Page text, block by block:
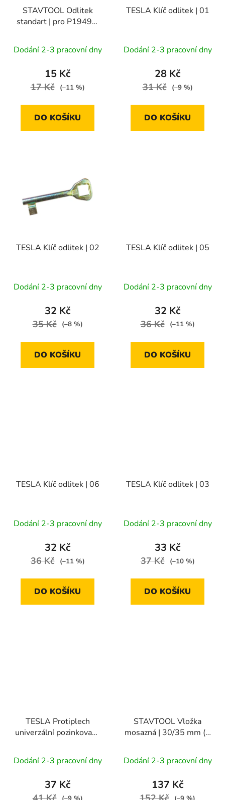
STAVTOOL Odlitek
standart | pro P19491,
Dodání 2-3 pracovní dny
15 Kč
17 Kč (–11 %)
DO KOŠÍKU
TESLA Klíč odlitek | 01
Dodání 2-3 pracovní dny
28 Kč
31 Kč (–9 %)
DO KOŠÍKU
TESLA Klíč odlitek | 02
Dodání 2-3 pracovní dny
32 Kč
35 Kč (–8 %)
DO KOŠÍKU
TESLA Klíč odlitek | 05
Dodání 2-3 pracovní dny
32 Kč
36 Kč (–11 %)
DO KOŠÍKU
TESLA Klíč odlitek | 06
Dodání 2-3 pracovní dny
32 Kč
36 Kč (–11 %)
DO KOŠÍKU
TESLA Klíč odlitek | 03
Dodání 2-3 pracovní dny
33 Kč
37 Kč (–10 %)
DO KOŠÍKU
TESLA Protiplech
univerzální pozinkovaný
Dodání 2-3 pracovní dny
37 Kč
STAVTOOL Vložka
mosazná | 30/35 mm (3
Dodání 2-3 pracovní dny
137 Kč